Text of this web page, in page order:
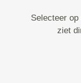
Selecteer
ziet